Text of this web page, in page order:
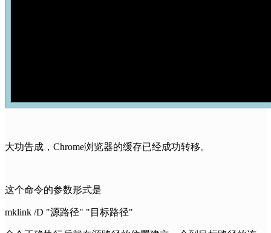
大功告成，Chrome浏览器的缓存已经成功转移。
这个命令的参数形式是
mklink /D "源路径" "目标路径"